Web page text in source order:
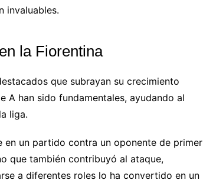
invaluables.
la Fiorentina
que subrayan su crecimiento
A han sido fundamentales, ayudando al
liga.
un partido contra un oponente de primer
que también contribuyó al ataque,
a diferentes roles lo ha convertido en un